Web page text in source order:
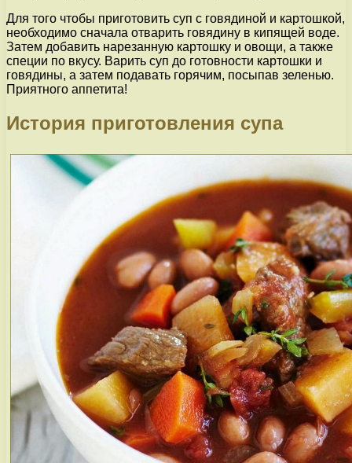
Для того чтобы приготовить суп с говядиной и картошкой,
необходимо сначала отварить говядину в кипящей воде.
Затем добавить нарезанную картошку и овощи, а также
специи по вкусу. Варить суп до готовности картошки и
говядины, а затем подавать горячим, посыпав зеленью.
Приятного аппетита!
История приготовления супа